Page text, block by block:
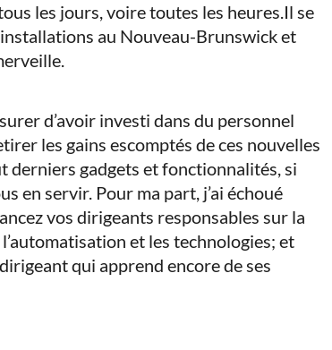
les jours, voire toutes les heures.Il se
au Nouveau-Brunswick et
d’avoir investi dans du personnel
les gains escomptés de ces nouvelles
derniers gadgets et fonctionnalités, si
en servir. Pour ma part, j’ai échoué
vos dirigeants responsables sur la
et les technologies; et
qui apprend encore de ses